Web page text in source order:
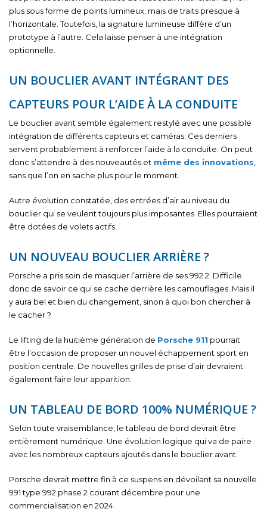
plus sous forme de points lumineux, mais de traits presque à
l’horizontale. Toutefois, la signature lumineuse diffère d’un
prototype à l’autre. Cela laisse penser à une intégration
optionnelle.
UN BOUCLIER AVANT INTÉGRANT DES
CAPTEURS POUR L’AIDE À LA CONDUITE
Le bouclier avant semble également restylé avec une possible
intégration de différents capteurs et caméras. Ces derniers
servent probablement à renforcer l’aide à la conduite. On peut
donc s’attendre à des nouveautés et même des innovations
sans que l’on en sache plus pour le moment.
Autre évolution constatée, des entrées d’air au niveau du
bouclier qui se veulent toujours plus imposantes. Elles pourraient
être dotées de volets actifs.
UN NOUVEAU BOUCLIER ARRIÈRE ?
Porsche a pris soin de masquer l’arrière de ses 992.2. Difficile
donc de savoir ce qui se cache derrière les camouflages. Mais il
y aura bel et bien du changement, sinon à quoi bon chercher à
le cacher ?
Le lifting de la huitième génération de Porsche 911 pourrait
être l’occasion de proposer un nouvel échappement sport en
position centrale. De nouvelles grilles de prise d’air devraient
également faire leur apparition.
UN TABLEAU DE BORD 100% NUMÉRIQUE ?
Selon toute vraisemblance, le tableau de bord devrait être
entièrement numérique. Une évolution logique qui va de paire
avec les nombreux capteurs ajoutés dans le bouclier avant.
Porsche devrait mettre fin à ce suspens en dévoilant sa nouvelle
991 type 992 phase 2 courant décembre pour une
commercialisation en 2024.